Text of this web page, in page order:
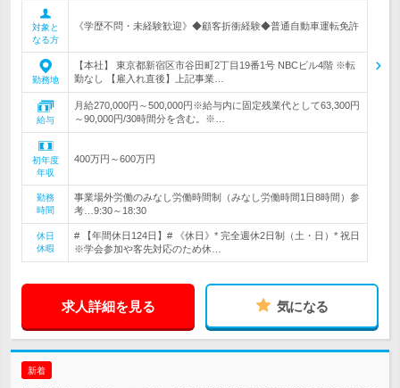
対象と
なる方
《学歴不問・未経験歓迎》◆顧客折衝経験◆普通自動車運転免許
勤務地
【本社】 東京都新宿区市谷田町2丁目19番1号 NBCビル4階 ※転
勤なし 【雇入れ直後】上記事業…
給与
月給270,000円～500,000円※給与内に固定残業代として63,300円
～90,000円/30時間分を含む。※…
初年度
年収
400万円～600万円
勤務
時間
事業場外労働のみなし労働時間制（みなし労働時間1日8時間）参
考…9:30～18:30
休日
休暇
# 【年間休日124日】# 《休日》* 完全週休2日制（土・日）* 祝日
※学会参加や客先対応のため休…
求人詳細を見る 気になる
新着